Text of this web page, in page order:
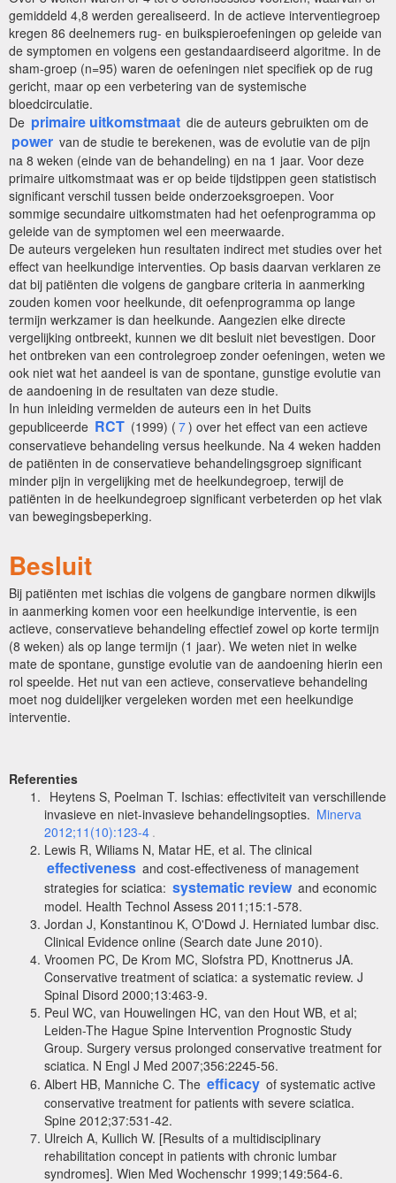
gemiddeld 4,8 werden gerealiseerd. In de actieve interventiegroep
kregen 86 deelnemers rug- en buikspieroefeningen op geleide van
de symptomen en volgens een gestandaardiseerd algoritme. In de
sham-groep (n=95) waren de oefeningen niet specifiek op de rug
gericht, maar op een verbetering van de systemische
bloedcirculatie.
De primaire uitkomstmaat die de auteurs gebruikten om de
power van de studie te berekenen, was de evolutie van de pijn
na 8 weken (einde van de behandeling) en na 1 jaar. Voor deze
primaire uitkomstmaat was er op beide tijdstippen geen statistisch
significant verschil tussen beide onderzoeksgroepen. Voor
sommige secundaire uitkomstmaten had het oefenprogramma op
geleide van de symptomen wel een meerwaarde.
De auteurs vergeleken hun resultaten indirect met studies over het
effect van heelkundige interventies. Op basis daarvan verklaren ze
dat bij patiënten die volgens de gangbare criteria in aanmerking
zouden komen voor heelkunde, dit oefenprogramma op lange
termijn werkzamer is dan heelkunde. Aangezien elke directe
vergelijking ontbreekt, kunnen we dit besluit niet bevestigen. Door
het ontbreken van een controlegroep zonder oefeningen, weten we
ook niet wat het aandeel is van de spontane, gunstige evolutie van
de aandoening in de resultaten van deze studie.
In hun inleiding vermelden de auteurs een in het Duits
gepubliceerde RCT (1999) ( 7) over het effect van een actieve
conservatieve behandeling versus heelkunde. Na 4 weken hadden
de patiënten in de conservatieve behandelingsgroep significant
minder pijn in vergelijking met de heelkundegroep, terwijl de
patiënten in de heelkundegroep significant verbeterden op het vlak
van bewegingsbeperking.
Besluit
Bij patiënten met ischias die volgens de gangbare normen dikwijls
in aanmerking komen voor een heelkundige interventie, is een
actieve, conservatieve behandeling effectief zowel op korte termijn
(8 weken) als op lange termijn (1 jaar). We weten niet in welke
mate de spontane, gunstige evolutie van de aandoening hierin een
rol speelde. Het nut van een actieve, conservatieve behandeling
moet nog duidelijker vergeleken worden met een heelkundige
interventie.
Referenties
Heytens S, Poelman T. Ischias: effectiviteit van verschillende
invasieve en niet-invasieve behandelingsopties. Minerva
2012;11(10):123-4 .
Lewis R, Wiliams N, Matar HE, et al. The clinical
effectiveness and cost-effectiveness of management
strategies for sciatica: systematic review and economic
model. Health Technol Assess 2011;15:1-578.
Jordan J, Konstantinou K, O'Dowd J. Herniated lumbar disc.
Clinical Evidence online (Search date June 2010).
Vroomen PC, De Krom MC, Slofstra PD, Knottnerus JA.
Conservative treatment of sciatica: a systematic review. J
Spinal Disord 2000;13:463-9.
Peul WC, van Houwelingen HC, van den Hout WB, et al;
Leiden-The Hague Spine Intervention Prognostic Study
Group. Surgery versus prolonged conservative treatment for
sciatica. N Engl J Med 2007;356:2245-56.
Albert HB, Manniche C. The efficacy of systematic active
conservative treatment for patients with severe sciatica.
Spine 2012;37:531-42.
Ulreich A, Kullich W. [Results of a multidisciplinary
rehabilitation concept in patients with chronic lumbar
syndromes]. Wien Med Wochenschr 1999;149:564-6.